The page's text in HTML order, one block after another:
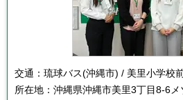
交通： 琉球バス(沖縄市) / 美里小学校
所在地： 沖縄県沖縄市美里3丁目8-6